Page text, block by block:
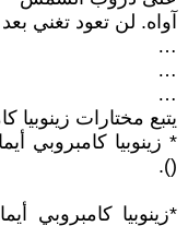
آواه. لن تعود تغني بعد
…
…
…
يتبع مختارات زينوبيا
* زينوبيا كامبروبي
().